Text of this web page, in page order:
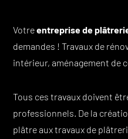
Votreentreprise de
demandes ! Travaux de
intérieur, aménagement de
Tous ces travaux doivent
professionnels. De la
plâtre aux travaux de